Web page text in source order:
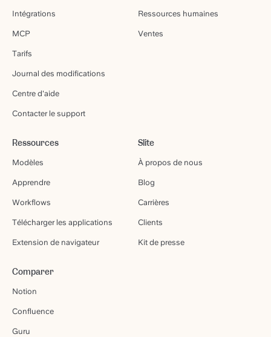
Intégrations
MCP
Tarifs
Journal des modifications
Centre d'aide
Contacter le support
Ressources humaines
Ventes
Ressources
Modèles
Apprendre
Workflows
Télécharger les applications
Extension de navigateur
Slite
À propos de nous
Blog
Carrières
Clients
Kit de presse
Comparer
Notion
Confluence
Guru